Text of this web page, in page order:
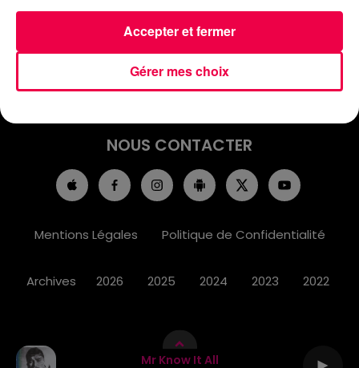
Mr Know It All
INFOS
EMISSIONS
JEUX
PODCASTS
NOUS CONTACTER
Mentions Légales Politique de Confidentialité
Archives 2026 2025 2024 2023 2022
Gérer mes choix
Accepter et fermer